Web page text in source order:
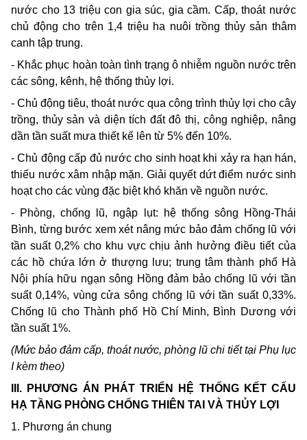
nước cho 13 triệu con gia súc, gia cầm. Cấp, thoát nước
chủ động cho trên 1,4 triệu ha nuôi trồng thủy sản thâm
canh tập trung.
- Khắc phục hoàn toàn tình trạng ô nhiễm nguồn nước trên
các sông, kênh, hệ thống thủy lợi.
- Chủ động tiêu, thoát nước qua công trình thủy lợi cho cây
trồng, thủy sản và diện tích đất đô thị, công nghiệp, nâng
dần tần suất mưa thiết kế lên từ 5% đến 10%.
- Chủ động cấp đủ nước cho sinh hoạt khi xảy ra hạn hán,
thiếu nước xâm nhập mặn. Giải quyết dứt điểm nước sinh
hoạt cho các vùng đặc biệt khó khăn về nguồn nước.
- Phòng, chống lũ, ngập lụt: hệ thống sông Hồng-Thái
Bình, từng bước xem xét nâng mức bảo đảm chống lũ với
tần suất 0,2% cho khu vực chịu ảnh hưởng điều tiết của
các hồ chứa lớn ở thượng lưu; trung tâm thành phố Hà
Nội phía hữu ngạn sông Hồng đảm bảo chống lũ với tần
suất 0,14%, vùng cửa sông chống lũ với tần suất 0,33%.
Chống lũ cho Thành phố Hồ Chí Minh, Bình Dương với
tần suất 1%.
(Mức bảo đảm cấp, thoát nước, phòng lũ chi tiết tại Phụ lục
I kèm theo)
III. PHƯƠNG ÁN PHÁT TRIỂN HỆ THỐNG KẾT CẤU
HẠ TẦNG PHÒNG CHỐNG THIÊN TAI VÀ THỦY LỢI
1. Phương án chung